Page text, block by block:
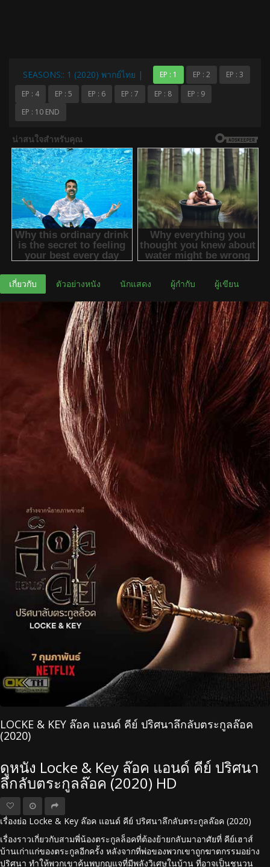
SEASONS:: 1 (2020) พากย์ไทย | EP : 1 EP : 2
EP : 3
EP : 4
EP : 5 EP : 6 EP : 7 EP : 8
EP : 9
EP : 10 END
เกี่ยวกับ ตัวอย่างหนัง นักแสดง ผู้กำกับ ผู้เขียน
LOCKE & KEY ล๊อค แอนด์ คีย์ ปริศนาลึกลับตระกูลล๊อค
(2020)
ดูหนัง Locke & Key ล๊อค แอนด์ คีย์ ปริศนา
ลึกลับตระกูลล๊อค (2020) HD
เรื่องย่อ Locke & Key ล๊อค แอนด์ คีย์ ปริศนาลึกลับตระกูลล๊อค (2020)
เรื่องราวเกี่ยวกับสามพี่น้องตระกูลล็อคที่ต้องย้ายกลับมาอาศัยที่ คีย์เฮาส์
บ้านเก่าแก่ของตระกูลอีกครั้ง หลังจากที่พ่อของพวกเขาถูกฆาตกรรมอย่าง
ปริศนา ทำให้พวกเขาค้นพบกุญแจที่มีพลังวิเศษในบ้าน ที่อาจเป็นชนวน